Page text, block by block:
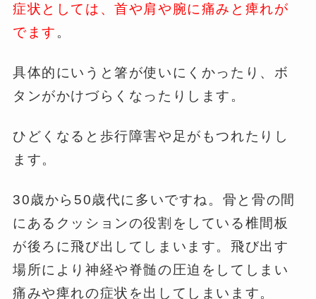
症状としては、首や肩や腕に痛みと痺れが
でます 。
具体的にいうと箸が使いにくかったり、ボ
タンがかけづらくなったりします。
ひどくなると歩行障害や足がもつれたりし
ます。
30歳から50歳代に多いですね。骨と骨の間
にあるクッションの役割をしている椎間板
が後ろに飛び出してしまいます。飛び出す
場所により神経や脊髄の圧迫をしてしまい
痛みや痺れの症状を出してしまいます。